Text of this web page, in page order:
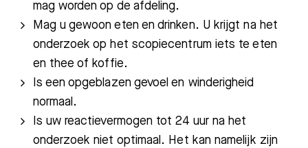
Afspraak maken
mag worden op de afdeling.
Mag u gewoon eten en drinken. U krijgt na het
onderzoek op het scopiecentrum iets te eten
en thee of koffie.
Is een opgeblazen gevoel en winderigheid
normaal.
Is uw reactievermogen tot 24 uur na het
onderzoek niet optimaal. Het kan namelijk zijn